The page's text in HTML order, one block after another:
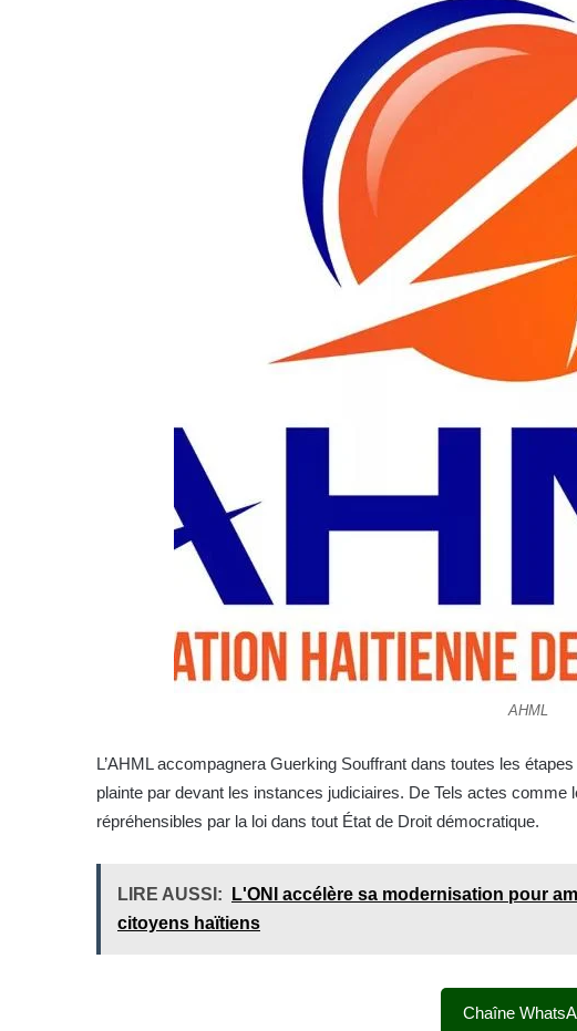
AHML
L’AHML accompagnera Guerking Souffrant dans toutes les
plainte par devant les instances judiciaires. De Tels actes
répréhensibles par la loi dans tout État de Droit démocratique.
LIRE AUSSI:
L'ONI accélère sa modernisation pour
citoyens haïtiens
Chaîne